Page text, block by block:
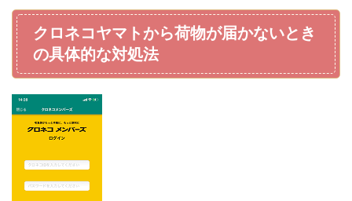
クロネコヤマトから荷物が届かないとき
の具体的な対処法